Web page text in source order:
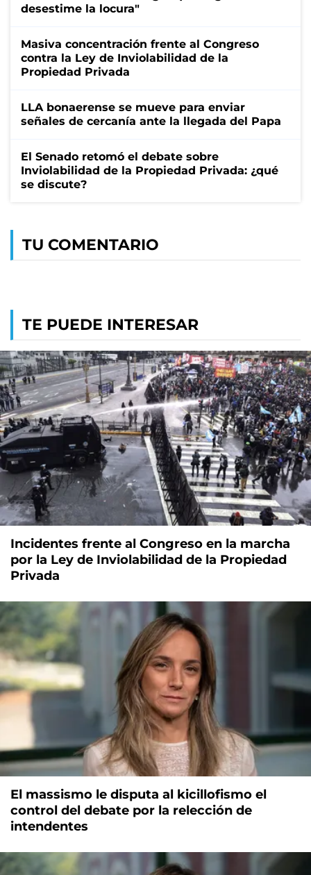
desestime la locura"
Masiva concentración frente al Congreso
contra la Ley de Inviolabilidad de la
Propiedad Privada
LLA bonaerense se mueve para enviar
señales de cercanía ante la llegada del Papa
El Senado retomó el debate sobre
Inviolabilidad de la Propiedad Privada: ¿qué
se discute?
TU COMENTARIO
TE PUEDE INTERESAR
Incidentes frente al Congreso en la marcha
por la Ley de Inviolabilidad de la Propiedad
Privada
El massismo le disputa al kicillofismo el
control del debate por la relección de
intendentes